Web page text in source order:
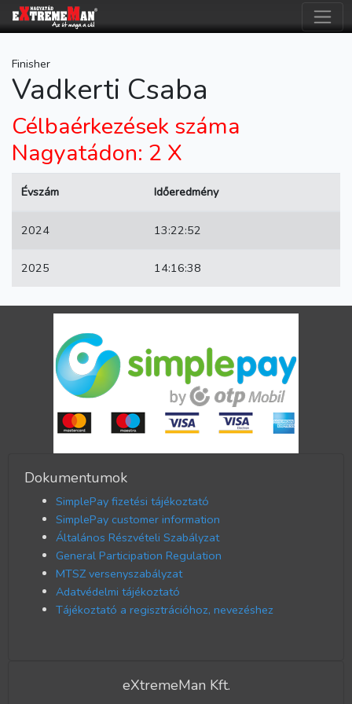
Finisher
Vadkerti Csaba
Célbaérkezések száma
Nagyatádon: 2 X
Évszám Időeredmény
2024 13:22:52
2025 14:16:38
Dokumentumok
SimplePay fizetési tájékoztató
SimplePay customer information
Általános Részvételi Szabályzat
General Participation Regulation
MTSZ versenyszabályzat
Adatvédelmi tájékoztató
Tájékoztató a regisztrációhoz, nevezéshez
eXtremeMan Kft.